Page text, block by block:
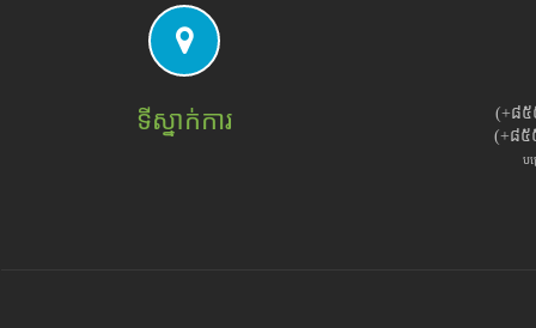
ទីស្នាក់ការ
(+៨
(+៨
ប